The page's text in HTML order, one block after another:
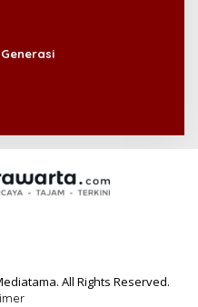
All Rights Reserved.